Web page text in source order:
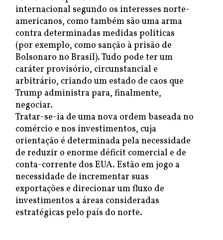
internacional segundo os interesses norte-
americanos, como também são uma arma
contra determinadas medidas políticas
(por exemplo, como sanção à prisão de
Bolsonaro no Brasil). Tudo pode ter um
caráter provisório, circunstancial e
arbitrário, criando um estado de caos que
Trump administra para, finalmente,
negociar.
Tratar-se-ia de uma nova ordem baseada no
comércio e nos investimentos, cuja
orientação é determinada pela necessidade
de reduzir o enorme déficit comercial e de
conta-corrente dos EUA. Estão em jogo a
necessidade de incrementar suas
exportações e direcionar um fluxo de
investimentos a áreas consideradas
estratégicas pelo país do norte.